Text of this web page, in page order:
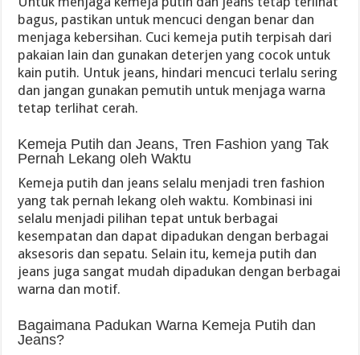
bagus, pastikan untuk mencuci dengan benar dan
menjaga kebersihan. Cuci kemeja putih terpisah dari
pakaian lain dan gunakan deterjen yang cocok untuk
kain putih. Untuk jeans, hindari mencuci terlalu sering
dan jangan gunakan pemutih untuk menjaga warna
tetap terlihat cerah.
Kemeja Putih dan Jeans, Tren Fashion yang Tak
Pernah Lekang oleh Waktu
Kemeja putih dan jeans selalu menjadi tren fashion
yang tak pernah lekang oleh waktu. Kombinasi ini
selalu menjadi pilihan tepat untuk berbagai
kesempatan dan dapat dipadukan dengan berbagai
aksesoris dan sepatu. Selain itu, kemeja putih dan
jeans juga sangat mudah dipadukan dengan berbagai
warna dan motif.
Bagaimana Padukan Warna Kemeja Putih dan
Jeans?